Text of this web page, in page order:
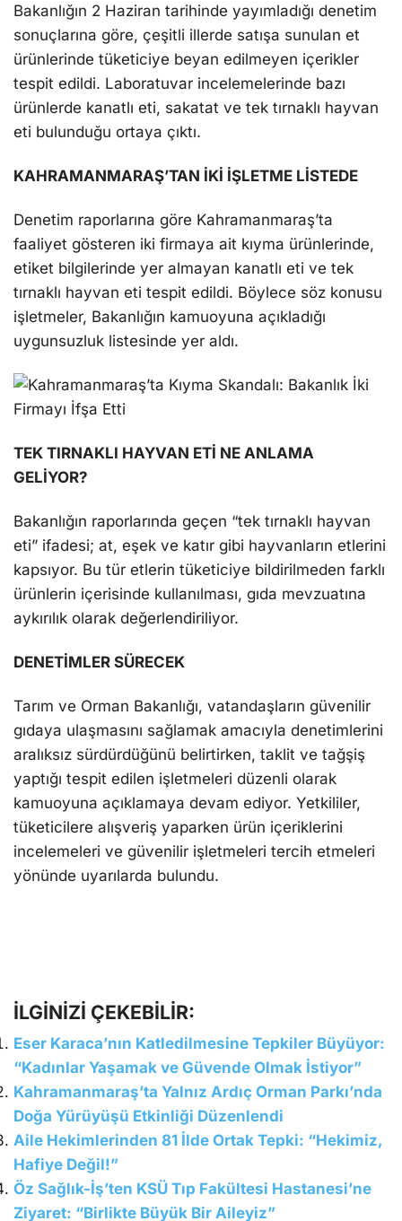
Bakanlığın 2 Haziran tarihinde yayımladığı denetim
sonuçlarına göre, çeşitli illerde satışa sunulan et
ürünlerinde tüketiciye beyan edilmeyen içerikler
tespit edildi. Laboratuvar incelemelerinde bazı
ürünlerde kanatlı eti, sakatat ve tek tırnaklı hayvan
eti bulunduğu ortaya çıktı.
KAHRAMANMARAŞ’TAN İKİ İŞLETME LİSTEDE
Denetim raporlarına göre Kahramanmaraş’ta
faaliyet gösteren iki firmaya ait kıyma ürünlerinde,
etiket bilgilerinde yer almayan kanatlı eti ve tek
tırnaklı hayvan eti tespit edildi. Böylece söz konusu
işletmeler, Bakanlığın kamuoyuna açıkladığı
uygunsuzluk listesinde yer aldı.
TEK TIRNAKLI HAYVAN ETİ NE ANLAMA
GELİYOR?
Bakanlığın raporlarında geçen “tek tırnaklı hayvan
eti” ifadesi; at, eşek ve katır gibi hayvanların etlerini
kapsıyor. Bu tür etlerin tüketiciye bildirilmeden farklı
ürünlerin içerisinde kullanılması, gıda mevzuatına
aykırılık olarak değerlendiriliyor.
DENETİMLER SÜRECEK
Tarım ve Orman Bakanlığı, vatandaşların güvenilir
gıdaya ulaşmasını sağlamak amacıyla denetimlerini
aralıksız sürdürdüğünü belirtirken, taklit ve tağşiş
yaptığı tespit edilen işletmeleri düzenli olarak
kamuoyuna açıklamaya devam ediyor. Yetkililer,
tüketicilere alışveriş yaparken ürün içeriklerini
incelemeleri ve güvenilir işletmeleri tercih etmeleri
yönünde uyarılarda bulundu.
İLGİNİZİ ÇEKEBİLİR:
Eser Karaca’nın Katledilmesine Tepkiler Büyüyor:
“Kadınlar Yaşamak ve Güvende Olmak İstiyor”
Kahramanmaraş’ta Yalnız Ardıç Orman Parkı’nda
Doğa Yürüyüşü Etkinliği Düzenlendi
Aile Hekimlerinden 81 İlde Ortak Tepki: “Hekimiz,
Hafiye Değil!”
Öz Sağlık-İş’ten KSÜ Tıp Fakültesi Hastanesi’ne
Ziyaret: “Birlikte Büyük Bir Aileyiz”